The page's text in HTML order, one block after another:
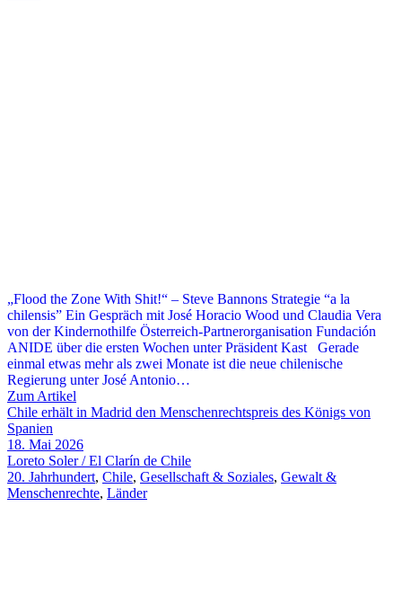
„Flood the Zone With Shit!“ – Steve Bannons Strategie “a la
chilensis” Ein Gespräch mit José Horacio Wood und Claudia Vera
von der Kindernothilfe Österreich-Partnerorganisation Fundación
ANIDE über die ersten Wochen unter Präsident Kast Gerade
einmal etwas mehr als zwei Monate ist die neue chilenische
Regierung unter José Antonio…
Zum Artikel
Chile erhält in Madrid den Menschenrechtspreis des Königs von
Spanien
18. Mai 2026
Loreto Soler / El Clarín de Chile
20. Jahrhundert, Chile, Gesellschaft & Soziales, Gewalt &
Menschenrechte, Länder